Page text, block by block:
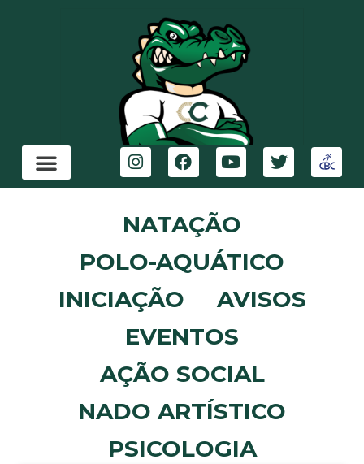
NATAÇÃO
POLO-AQUÁTICO
INICIAÇÃO
AVISOS
EVENTOS
AÇÃO SOCIAL
NADO ARTÍSTICO
PSICOLOGIA